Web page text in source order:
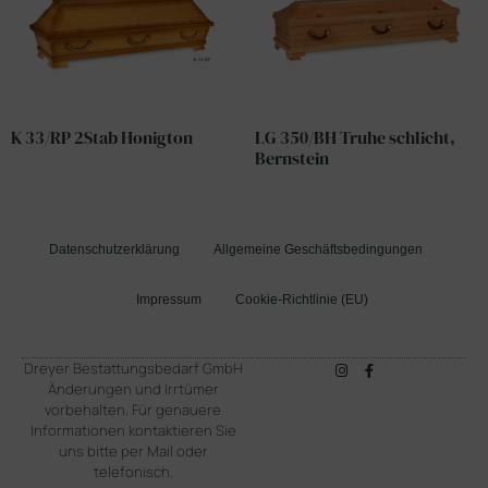
K 33/RP 2Stab Honigton
LG 350/BH Truhe schlicht,
Bernstein
Datenschutzerklärung Allgemeine Geschäftsbedingungen
Impressum Cookie-Richtlinie (EU)
Dreyer Bestattungsbedarf GmbH
Änderungen und Irrtümer
vorbehalten. Für genauere
Informationen kontaktieren Sie
uns bitte per Mail oder
telefonisch.